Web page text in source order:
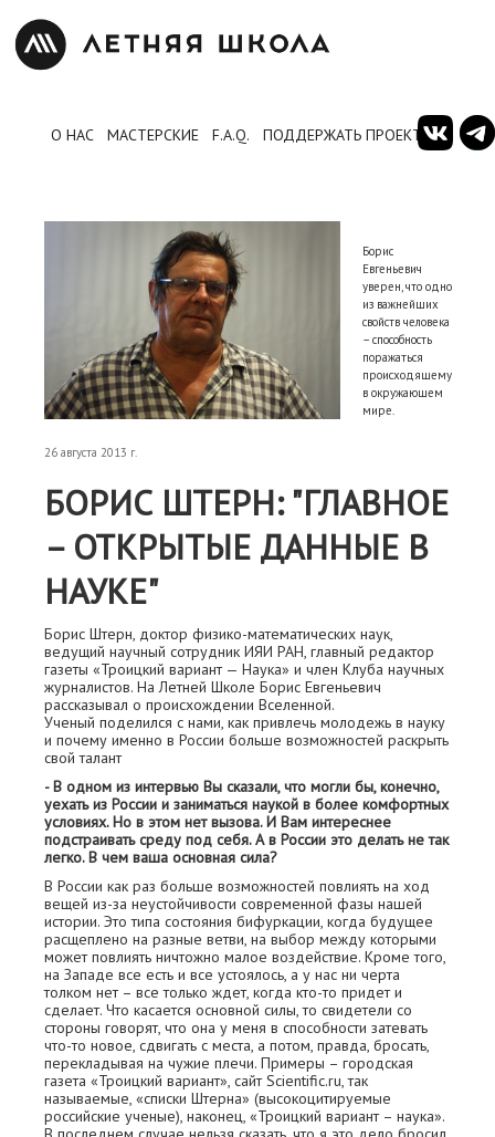
О НАС МАСТЕРСКИЕ F.A.Q. ПОДДЕРЖАТЬ ПРОЕКТ
Борис
Евгеньевич
уверен, что одно
из важнейших
свойств человека
– способность
поражаться
происходящему
в окружающем
мире.
26 августа 2013 г.
БОРИС ШТЕРН: "ГЛАВНОЕ
– ОТКРЫТЫЕ ДАННЫЕ В
НАУКЕ"
Борис Штерн, доктор физико-математических наук,
ведущий научный сотрудник ИЯИ РАН, главный редактор
газеты «Троицкий вариант — Наука» и член Клуба научных
журналистов. На Летней Школе Борис Евгеньевич
рассказывал о происхождении Вселенной.
Ученый поделился с нами, как привлечь молодежь в науку
и почему именно в России больше возможностей раскрыть
свой талант
- В одном из интервью Вы сказали, что могли бы, конечно,
уехать из России и заниматься наукой в более комфортных
условиях. Но в этом нет вызова. И Вам интереснее
подстраивать среду под себя. А в России это делать не так
легко. В чем ваша основная сила?
В России как раз больше возможностей повлиять на ход
вещей из-за неустойчивости современной фазы нашей
истории. Это типа состояния бифуркации, когда будущее
расщеплено на разные ветви, на выбор между которыми
может повлиять ничтожно малое воздействие. Кроме того,
на Западе все есть и все устоялось, а у нас ни черта
толком нет – все только ждет, когда кто-то придет и
сделает. Что касается основной силы, то свидетели со
стороны говорят, что она у меня в способности затевать
что-то новое, сдвигать с места, а потом, правда, бросать,
перекладывая на чужие плечи. Примеры – городская
газета «Троицкий вариант», сайт Scientific.ru, так
называемые, «списки Штерна» (высокоцитируемые
российские ученые), наконец, «Троицкий вариант – наука».